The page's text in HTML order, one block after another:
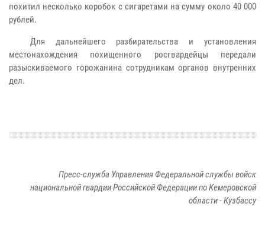
похитил несколько коробок с сигаретами на сумму около 40 000
рублей.
Для дальнейшего разбирательства и установления
местонахождения похищенного росгвардейцы передали
разыскиваемого горожанина сотрудникам органов внутренних
дел.
Пресс-служба Управления Федеральной службы войск
национальной гвардии Российской Федерации по Кемеровской
области - Кузбассу